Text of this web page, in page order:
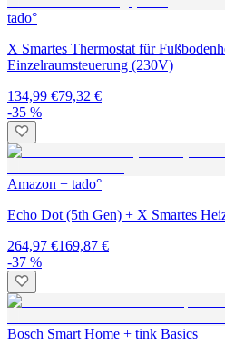
tado°
X Smartes Thermostat für
Einzelraumsteuerung (230V)
134,99 €79,32 €
-35 %
Amazon + tado°
Echo Dot (5th Gen) + X Smartes
264,97 €169,87 €
-37 %
Bosch Smart Home + tink Basics